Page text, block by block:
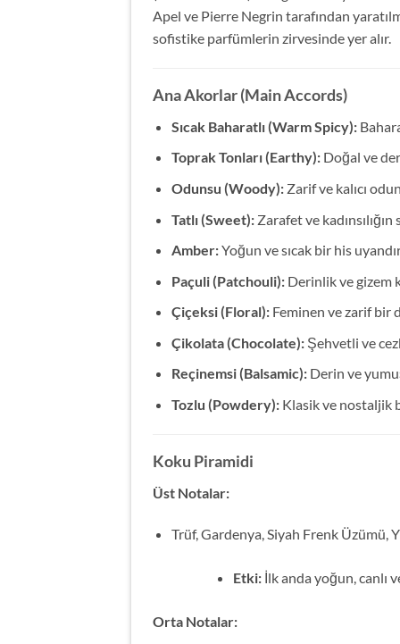
Apel ve Pierre Negrin tarafından
sofistike parfümlerin zirvesinde yer alır.
Ana Akorlar (Main Accords)
Sıcak Baharatlı (Warm Spicy):
Toprak Tonları (Earthy):Doğal ve
Odunsu (Woody):Zarif ve kalıcı
Tatlı (Sweet):Zarafet ve kadınsılığın
Amber:Yoğun ve sıcak bir his
Paçuli (Patchouli):Derinlik ve gizem
Çiçeksi (Floral):Feminen ve zarif bir
Çikolata (Chocolate):Şehvetli ve
Reçinemsi (Balsamic):Derin ve
Tozlu (Powdery):Klasik ve nostaljik
Koku Piramidi
Üst Notalar:
Trüf, Gardenya, Siyah Frenk Üzümü,
Etki:İlk anda yoğun, canlı
Orta Notalar: